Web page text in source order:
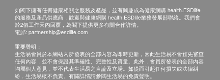
如閣下擁有任何健康相關之服務及產品，並有興趣成為健康網購 health.ESDlife
的服務及產品供應商，歡迎與健康網購 health.ESDlife業務發展部聯絡。我們會
於2個工作天內回覆，為閣下提供更多有關合作詳情。
電郵: partnership@esdlife.com
重要聲明：
生活易會員於本網站內所發表的全部內容為即時更新，因此生活易不會預先審查
任何內容，並不會保證其準確性、完整性及質量。此外，會員所發表的全部內容
均屬個人意見，並不代表生活易之言論及立場。如從而引起任何損失或法律糾
紛，生活易概不負責。有關詳情請參閱生活易的免責聲明。